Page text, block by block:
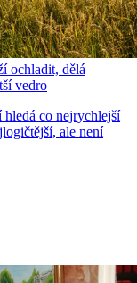
ochladit, dělá
vedro
co nejrychlejší
ale není